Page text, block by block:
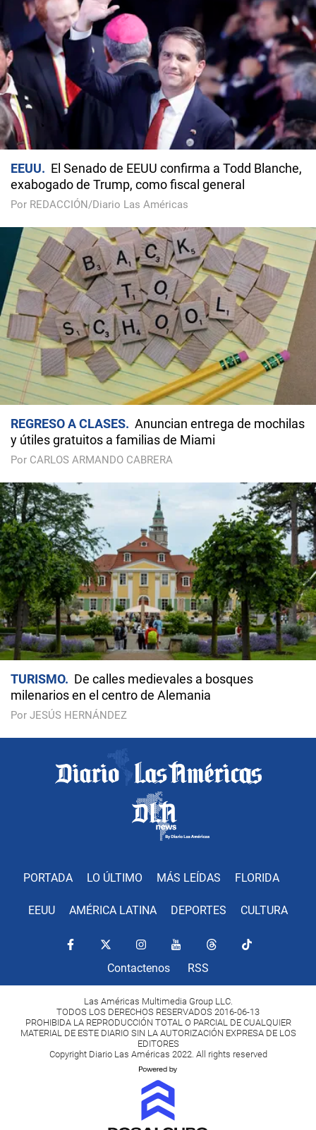
EEUU
El Senado de EEUU confirma a Todd Blanche,
exabogado de Trump, como fiscal general
Por REDACCIÓN/Diario Las Américas
REGRESO A CLASES
Anuncian entrega de mochilas
y útiles gratuitos a familias de Miami
Por CARLOS ARMANDO CABRERA
TURISMO
De calles medievales a bosques
milenarios en el centro de Alemania
Por JESÚS HERNÁNDEZ
PORTADA LO ÚLTIMO MÁS LEÍDAS FLORIDA
EEUU AMÉRICA LATINA DEPORTES CULTURA
Contactenos RSS
Las Américas Multimedia Group LLC.
TODOS LOS DERECHOS RESERVADOS 2016-06-13
PROHIBIDA LA REPRODUCCIÓN TOTAL O PARCIAL DE CUALQUIER
MATERIAL DE ESTE DIARIO SIN LA AUTORIZACIÓN EXPRESA DE LOS
EDITORES
Copyright Diario Las Américas 2022. All rights reserved